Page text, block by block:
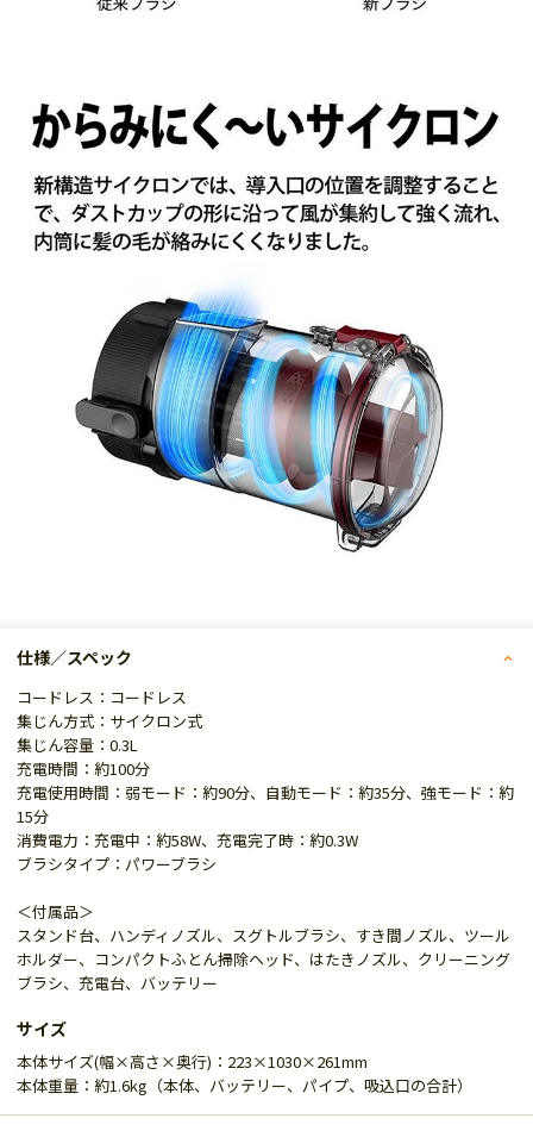
仕様／スペック
コードレス：コードレス
集じん方式：サイクロン式
集じん容量：0.3L
充電時間：約100分
充電使用時間：弱モード：約90分、自動モード：約35分、強モード：約
15分
消費電力：充電中：約58W、充電完了時：約0.3W
ブラシタイプ：パワーブラシ
＜付属品＞
スタンド台、ハンディノズル、スグトルブラシ、すき間ノズル、ツール
ホルダー、コンパクトふとん掃除ヘッド、はたきノズル、クリーニング
ブラシ、充電台、バッテリー
サイズ
本体サイズ(幅×高さ×奥行)：223×1030×261mm
本体重量：約1.6kg（本体、バッテリー、パイプ、吸込口の合計）